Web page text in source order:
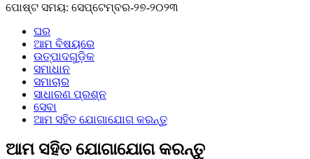
ପୋଷ୍ଟ ସମୟ: ସେପ୍ଟେମ୍ବର-୨୭-୨୦୨୩
ଘର
ଆମ ବିଷୟରେ
ଉତ୍ପାଦଗୁଡ଼ିକ
ସମାଧାନ
ସମାଚାର
ସାଧାରଣ ପ୍ରଶ୍ନ
ସେବା
ଆମ ସହିତ ଯୋଗାଯୋଗ କରନ୍ତୁ
ଆମ ସହିତ ଯୋଗାଯୋଗ କରନ୍ତୁ